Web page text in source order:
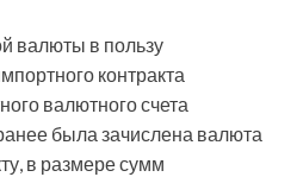
валюты в пользу
контракта
валютного счета
была зачислена валюта
в размере сумм